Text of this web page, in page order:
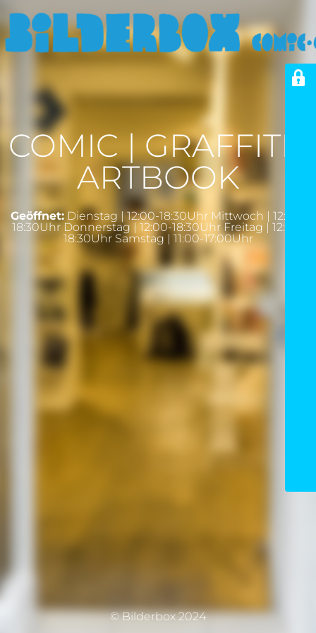
COMIC | GRAFFITI |
ARTBOOK
Geöffnet: Dienstag | 12:00-18:30Uhr Mittwoch | 12:00-
18:30Uhr Donnerstag | 12:00-18:30Uhr Freitag | 12:00-
18:30Uhr Samstag | 11:00-17:00Uhr
© Bilderbox 2024